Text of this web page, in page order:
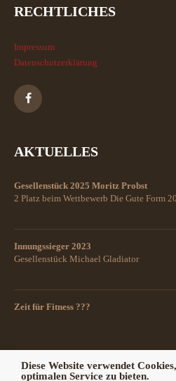
RECHTLICHES
Impressum
Datenschutzerklärung
AKTUELLES
Gesellenstück 2025 Moritz Probst
2 Platz beim Wettbewerb Die Gute Form
Innungssieger 2023
Gesellenstück Michael Gladiator
Zeit für Fitness ???
Diese Website verwendet
optimalen Service zu bieten.